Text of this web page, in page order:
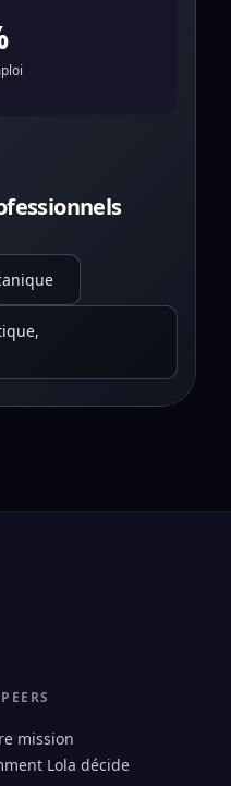
mission
Lola décide